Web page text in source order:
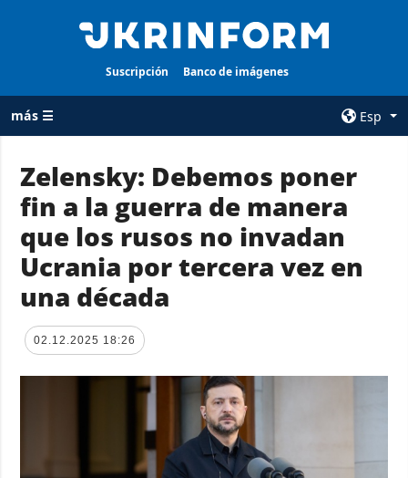
Suscripción Banco de imágenes
más ☰
Esp
TODAS LAS
CATEGORÍAS
Guerra
Reconstrucción
de Ucrania
Política
Economía
AGENCIA
sobre la agencia
contacto
privacidad y
Zelensky: Debemos poner
fin a la guerra de manera
que los rusos no invadan
Ucrania por tercera vez en
una década
02.12.2025 18:26